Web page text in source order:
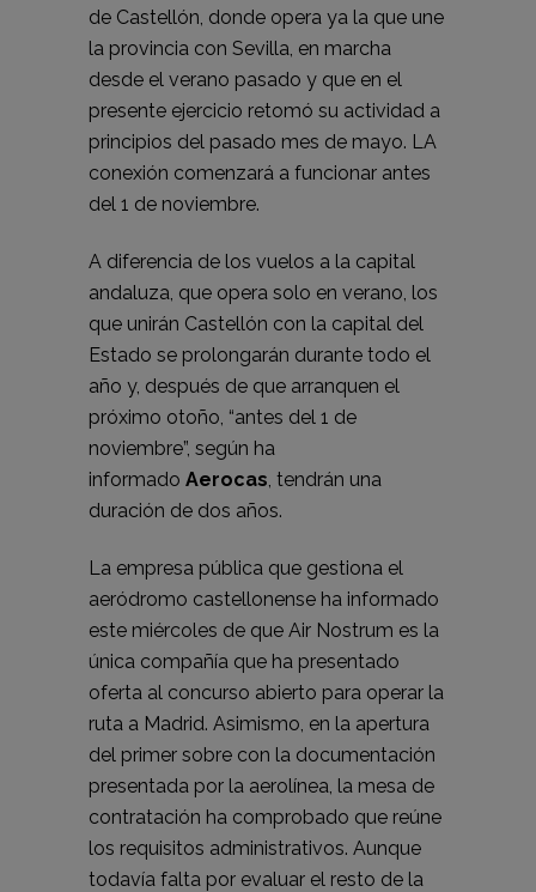
de Castellón, donde opera ya la que une
la provincia con Sevilla en marcha
desde el verano pasado y que en el
presente ejercicio retomó su actividad a
principios del pasado mes de mayo. LA
conexión comenzará a funcionar antes
del 1 de noviembre.
A diferencia de los vuelos a la capital
andaluza, que opera solo en verano, los
que unirán Castellón con la capital del
Estado se prolongarán durante todo el
año y, después de que arranquen el
próximo otoño, “antes del 1 de
noviembre”, según ha
informado Aerocas , tendrán una
duración de dos años.
La empresa pública que gestiona el
aeródromo castellonense ha informado
este miércoles de que Air Nostrum es la
única compañía que ha presentado
oferta al concurso abierto para operar la
ruta a Madrid. Asimismo, en la apertura
del primer sobre con la documentación
presentada por la aerolínea, la mesa de
contratación ha comprobado que reúne
los requisitos administrativos. Aunque
todavía falta por evaluar el resto de la